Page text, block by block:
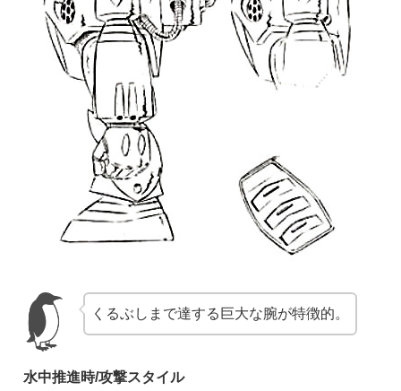
くるぶしまで達する巨大な腕が特徴的。
水中推進時/攻撃スタイル